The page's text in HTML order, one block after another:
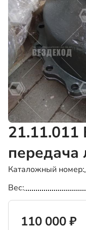
21.11.011
передача
Каталожный номер
Вес
110 000 ₽